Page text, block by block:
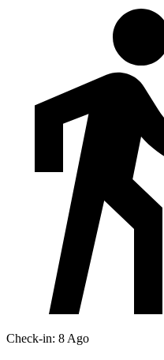
Check-in: 8 Ago